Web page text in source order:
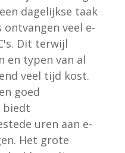
dagelijkse taak
ontvangen veel e-
Dit terwijl
en typen van al
veel tijd kost.
goed
biedt
uren aan e-
Het grote